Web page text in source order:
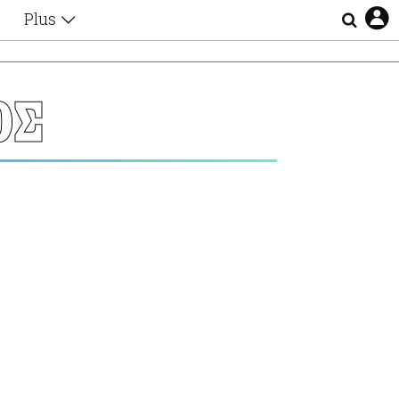
Plus
Αφιερώματα
Ζώδια